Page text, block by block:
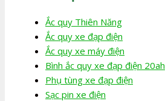
Ắc quy Thiên Năng
Ắc quy xe đạp điện
Ắc quy xe máy điện
Bình ắc quy xe đạp điện 20ah
Phụ tùng xe đạp điện
Sạc pin xe điện